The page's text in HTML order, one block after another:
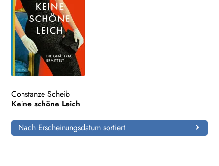
Constanze Scheib
Keine schöne Leich
Nach Erscheinungsdatum sortiert